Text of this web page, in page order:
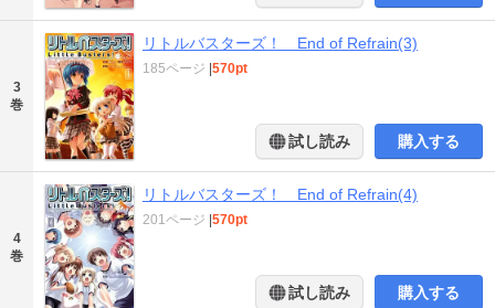
3
巻
リトルバスターズ！ End of Refrain(3)
185ページ 570pt
試し読み 購入する
4
巻
リトルバスターズ！ End of Refrain(4)
201ページ 570pt
試し読み 購入する